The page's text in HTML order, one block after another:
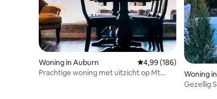
Woning in Auburn Gemiddelde
4,99 (186)
Prachtige woning met uitzicht op Mt
Woning
Gezellig
Space